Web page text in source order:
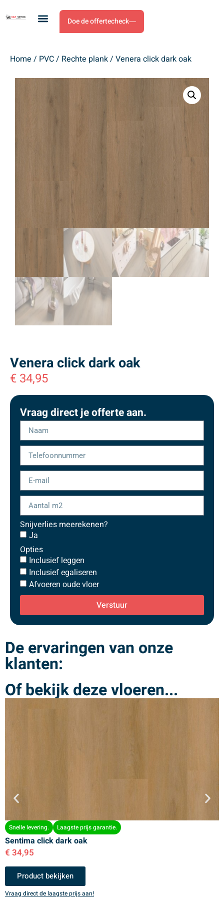
Doe de offertecheck
Home / PVC/ Rechte plank/ Venera click dark oak
Venera click dark oak
€ 34,95
Vraag direct je offerte aan.
Snijverlies meerekenen?
Ja
Opties
Inclusief leggen
Inclusief egaliseren
Afvoeren oude vloer
Verstuur
De ervaringen van onze
klanten:
Of bekijk deze vloeren...
Snelle levering. Laagste prijs garantie.
Sentima click dark oak
€ 34,95
Product bekijken
Vraag direct de laagste prijs aan!